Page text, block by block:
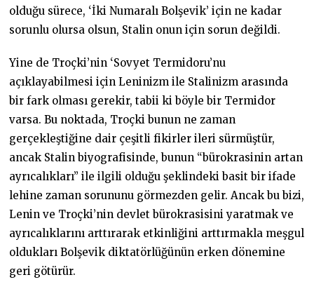
olduğu sürece, ‘İki Numaralı Bolşevik’ için ne kadar
sorunlu olursa olsun, Stalin onun için sorun değildi.
Yine de Troçki’nin ‘Sovyet Termidoru’nu
açıklayabilmesi için Leninizm ile Stalinizm arasında
bir fark olması gerekir, tabii ki böyle bir Termidor
varsa. Bu noktada, Troçki bunun ne zaman
gerçekleştiğine dair çeşitli fikirler ileri sürmüştür,
ancak Stalin biyografisinde, bunun “bürokrasinin artan
ayrıcalıkları” ile ilgili olduğu şeklindeki basit bir ifade
lehine zaman sorununu görmezden gelir. Ancak bu bizi,
Lenin ve Troçki’nin devlet bürokrasisini yaratmak ve
ayrıcalıklarını arttırarak etkinliğini arttırmakla meşgul
oldukları Bolşevik diktatörlüğünün erken dönemine
geri götürür.